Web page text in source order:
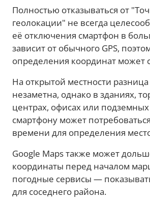
Полностью отказываться от
геолокации" не всегда
её отключения смартфон в
зависит от обычного GPS,
определения координат может
На открытой местности
незаметна, однако в зданиях,
центрах, офисах или
смартфону может
времени для определения
Google Maps также может
координаты перед началом
погодные сервисы —
для соседнего района.